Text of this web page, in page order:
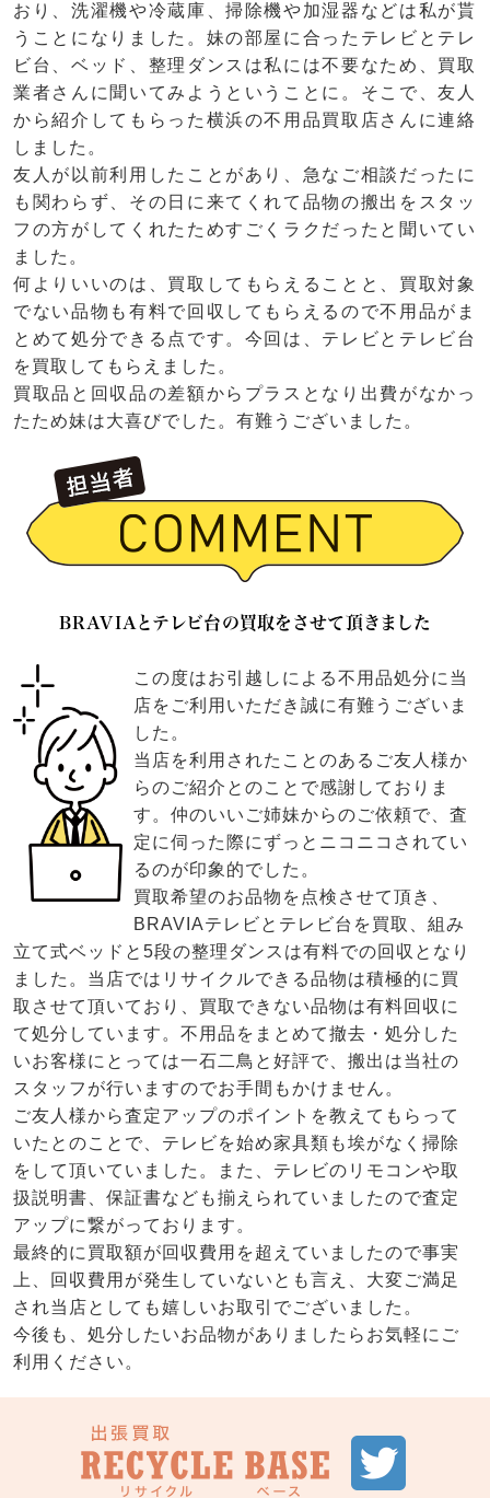
おり、洗濯機や冷蔵庫、掃除機や加湿器などは私が貰
うことになりました。妹の部屋に合ったテレビとテレ
ビ台、ベッド、整理ダンスは私には不要なため、買取
業者さんに聞いてみようということに。そこで、友人
から紹介してもらった横浜の不用品買取店さんに連絡
しました。
友人が以前利用したことがあり、急なご相談だったに
も関わらず、その日に来てくれて品物の搬出をスタッ
フの方がしてくれたためすごくラクだったと聞いてい
ました。
何よりいいのは、買取してもらえることと、買取対象
でない品物も有料で回収してもらえるので不用品がま
とめて処分できる点です。今回は、テレビとテレビ台
を買取してもらえました。
買取品と回収品の差額からプラスとなり出費がなかっ
たため妹は大喜びでした。有難うございました。
BRAVIAとテレビ台の買取をさせて頂きました
この度はお引越しによる不用品処分に当
店をご利用いただき誠に有難うございま
した。
当店を利用されたことのあるご友人様か
らのご紹介とのことで感謝しておりま
す。仲のいいご姉妹からのご依頼で、査
定に伺った際にずっとニコニコされてい
るのが印象的でした。
買取希望のお品物を点検させて頂き、
BRAVIAテレビとテレビ台を買取、組み
立て式ベッドと5段の整理ダンスは有料での回収となり
ました。当店ではリサイクルできる品物は積極的に買
取させて頂いており、買取できない品物は有料回収に
て処分しています。不用品をまとめて撤去・処分した
いお客様にとっては一石二鳥と好評で、搬出は当社の
スタッフが行いますのでお手間もかけません。
ご友人様から査定アップのポイントを教えてもらって
いたとのことで、テレビを始め家具類も埃がなく掃除
をして頂いていました。また、テレビのリモコンや取
扱説明書、保証書なども揃えられていましたので査定
アップに繋がっております。
最終的に買取額が回収費用を超えていましたので事実
上、回収費用が発生していないとも言え、大変ご満足
され当店としても嬉しいお取引でございました。
今後も、処分したいお品物がありましたらお気軽にご
利用ください。